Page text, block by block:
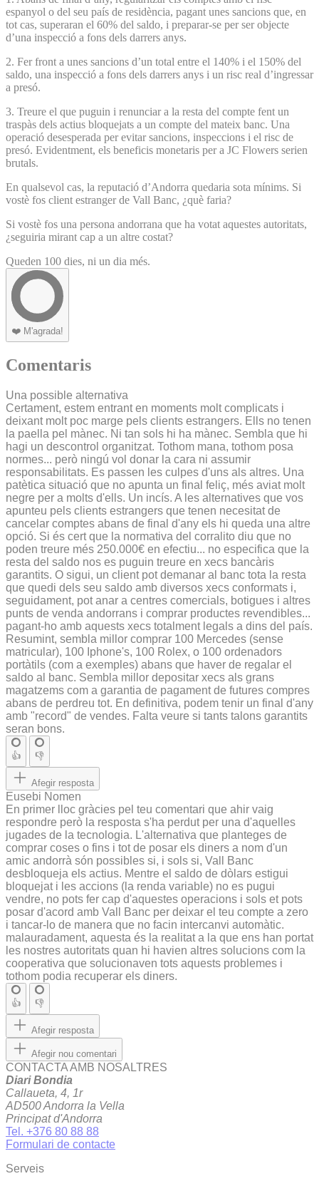
espanyol o del seu país de residència, pagant unes sancions que, en
tot cas, superaran el 60% del saldo, i preparar-se per ser objecte
d’una inspecció a fons dels darrers anys.
2. Fer front a unes sancions d’un total entre el 140% i el 150% del
saldo, una inspecció a fons dels darrers anys i un risc real d’ingressar
a presó.
3. Treure el que puguin i renunciar a la resta del compte fent un
traspàs dels actius bloquejats a un compte del mateix banc. Una
operació desesperada per evitar sancions, inspeccions i el risc de
presó. Evidentment, els beneficis monetaris per a JC Flowers serien
brutals.
En qualsevol cas, la reputació d’Andorra quedaria sota mínims. Si
vostè fos client estranger de Vall Banc, ¿què faria?
Si vostè fos una persona andorrana que ha votat aquestes autoritats,
¿seguiria mirant cap a un altre costat?
Queden 100 dies, ni un dia més.
❤️ M'agrada!
Comentaris
Una possible alternativa
Certament, estem entrant en moments molt complicats i
deixant molt poc marge pels clients estrangers. Ells no tenen
la paella pel mànec. Ni tan sols hi ha mànec. Sembla que hi
hagi un descontrol organitzat. Tothom mana, tothom posa
normes... però ningú vol donar la cara ni assumir
responsabilitats. Es passen les culpes d'uns als altres. Una
patètica situació que no apunta un final feliç, més aviat molt
negre per a molts d'ells. Un incís. A les alternatives que vos
apunteu pels clients estrangers que tenen necesitat de
cancelar comptes abans de final d'any els hi queda una altre
opció. Si és cert que la normativa del corralito diu que no
poden treure més 250.000€ en efectiu... no especifica que la
resta del saldo nos es puguin treure en xecs bancàris
garantits. O sigui, un client pot demanar al banc tota la resta
que quedi dels seu saldo amb diversos xecs conformats i,
seguidament, pot anar a centres comercials, botigues i altres
punts de venda andorrans i comprar productes revendibles...
pagant-ho amb aquests xecs totalment legals a dins del país.
Resumint, sembla millor comprar 100 Mercedes (sense
matricular), 100 Iphone's, 100 Rolex, o 100 ordenadors
portàtils (com a exemples) abans que haver de regalar el
saldo al banc. Sembla millor depositar xecs als grans
magatzems com a garantia de pagament de futures compres
abans de perdreu tot. En definitiva, podem tenir un final d'any
amb "record" de vendes. Falta veure si tants talons garantits
seran bons.
👍 👎
Afegir resposta
Eusebi Nomen
En primer lloc gràcies pel teu comentari que ahir vaig
respondre però la resposta s'ha perdut per una d'aquelles
jugades de la tecnologia. L'alternativa que planteges de
comprar coses o fins i tot de posar els diners a nom d'un
amic andorrà són possibles si, i sols si, Vall Banc
desbloqueja els actius. Mentre el saldo de dòlars estigui
bloquejat i les accions (la renda variable) no es pugui
vendre, no pots fer cap d'aquestes operacions i sols et pots
posar d'acord amb Vall Banc per deixar el teu compte a zero
i tancar-lo de manera que no facin intercanvi automàtic.
malauradament, aquesta és la realitat a la que ens han portat
les nostres autoritats quan hi havien altres solucions com la
cooperativa que solucionaven tots aquests problemes i
tothom podia recuperar els diners.
👍 👎
Afegir resposta
Afegir nou comentari
CONTACTA AMB NOSALTRES
Diari Bondia
Callaueta, 4, 1r
AD500 Andorra la Vella
Principat d'Andorra
Tel. +376 80 88 88
Formulari de contacte
Serveis